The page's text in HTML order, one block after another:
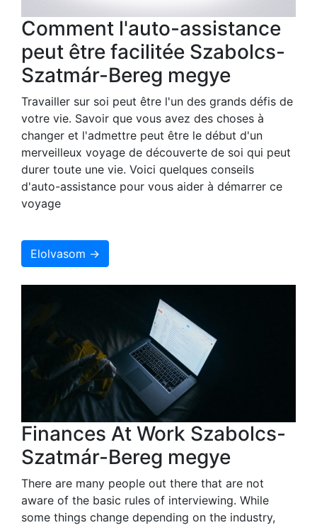
Comment l'auto-assistance
peut être facilitée Szabolcs-
Szatmár-Bereg megye
Travailler sur soi peut être l'un des grands défis de
votre vie. Savoir que vous avez des choses à
changer et l'admettre peut être le début d'un
merveilleux voyage de découverte de soi qui peut
durer toute une vie. Voici quelques conseils
d'auto-assistance pour vous aider à démarrer ce
voyage
Elolvasom →
Finances At Work Szabolcs-
Szatmár-Bereg megye
There are many people out there that are not
aware of the basic rules of interviewing. While
some things change depending on the industry,